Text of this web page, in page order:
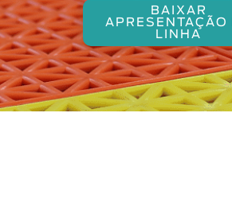
BAIXAR
APRESENTAÇÃO
LINHA